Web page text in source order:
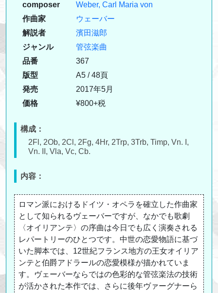
composer
Weber, Carl Maria von
作曲家
ウェーバー
解説者
濱田滋郎
ジャンル
管弦楽曲
品番
367
版型
A5 / 48頁
発売
2017年5月
価格
¥800+税
構成：
2Fl, 2Ob, 2Cl, 2Fg, 4Hr, 2Trp, 3Trb, Timp, Vn. I,
Vn. II, Vla, Vc, Cb.
内容：
ロマン派におけるドイツ・オペラを確立した作曲家
として知られるヴェーバーですが、なかでも歌劇
〈オイリアンテ〉の序曲は今日でも広く演奏される
レパートリーのひとつです。中世の恋愛物語に基づ
いた脚本では、12世紀フランス地方の王女オイリア
ンテと伯爵アドラールの恋愛模様が描かれていま
す。ヴェーバーならではの色彩的な管弦楽法の技術
が活かされた本作では、さらに後年ヴァーグナーら